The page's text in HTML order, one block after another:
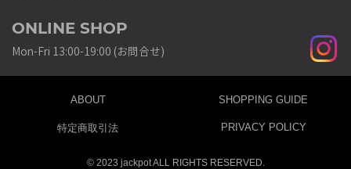
ONLINE SHOP
Mon-Fri 13:00-19:00 (お問合せ)
ABOUT SHOPPING GUIDE
特定商取引法 PRIVACY POLICY
© 2023 jackpot ALL RIGHTS RESERVED.